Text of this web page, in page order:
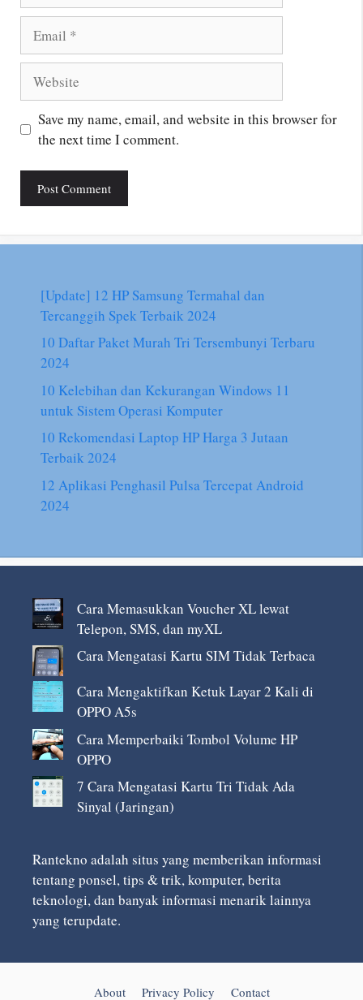
Save my name, email, and website in this browser for
the next time I comment.
[Update] 12 HP Samsung Termahal dan
Tercanggih Spek Terbaik 2024
10 Daftar Paket Murah Tri Tersembunyi Terbaru
2024
10 Kelebihan dan Kekurangan Windows 11
untuk Sistem Operasi Komputer
10 Rekomendasi Laptop HP Harga 3 Jutaan
Terbaik 2024
12 Aplikasi Penghasil Pulsa Tercepat Android
2024
Cara Memasukkan Voucher XL lewat
Telepon, SMS, dan myXL
Cara Mengatasi Kartu SIM Tidak Terbaca
Cara Mengaktifkan Ketuk Layar 2 Kali di
OPPO A5s
Cara Memperbaiki Tombol Volume HP
OPPO
7 Cara Mengatasi Kartu Tri Tidak Ada
Sinyal (Jaringan)
Rantekno adalah situs yang memberikan informasi
tentang ponsel, tips & trik, komputer, berita
teknologi, dan banyak informasi menarik lainnya
yang terupdate.
About Privacy Policy Contact